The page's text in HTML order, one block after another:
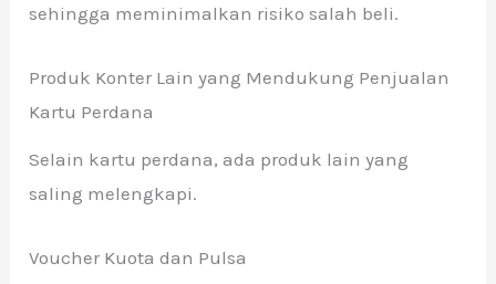
sehingga meminimalkan risiko salah beli.
Produk Konter Lain yang Mendukung Penjualan
Kartu Perdana
Selain kartu perdana, ada produk lain yang
saling melengkapi.
Voucher Kuota dan Pulsa